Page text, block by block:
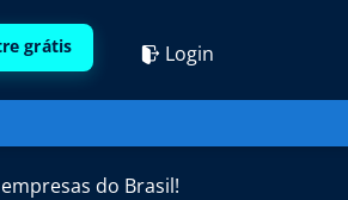
grátis Login
do Brasil!